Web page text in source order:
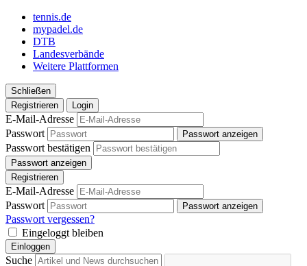
tennis.de
mypadel.de
DTB
Landesverbände
Weitere Plattformen
Schließen
Registrieren
Login
E-Mail-Adresse
Passwort
Passwort anzeigen
Passwort bestätigen
Passwort anzeigen
Registrieren
E-Mail-Adresse
Passwort
Passwort anzeigen
Passwort vergessen?
Eingeloggt bleiben
Einloggen
Suche